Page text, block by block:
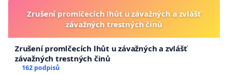
Zrušení promlčecích lhůt u závažných a zvlášť
závažných trestných činů
Zrušení promlčecích lhůt u závažných a zvlášť
závažných trestných činů
162 podpisů